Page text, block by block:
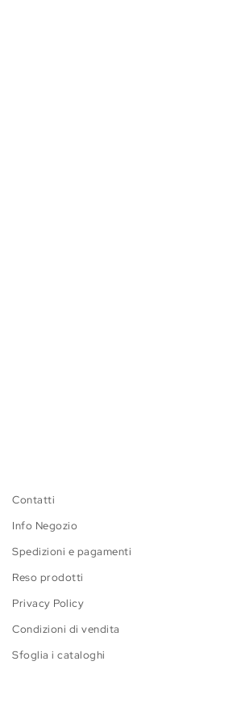
Contatti
Info Negozio
Spedizioni e pagamenti
Reso prodotti
Privacy Policy
Condizioni di vendita
Sfoglia i cataloghi